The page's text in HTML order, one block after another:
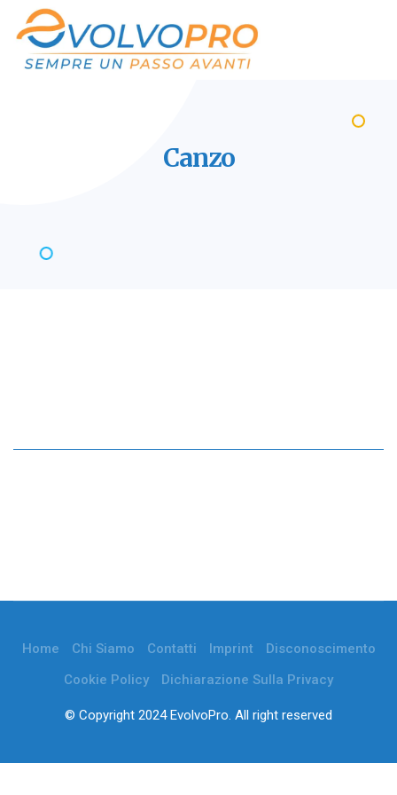
Canzo
Home Chi Siamo Contatti Imprint
Disconoscimento
Cookie Policy
Dichiarazione Sulla Privacy
© Copyright 2024 EvolvoPro. All right reserved